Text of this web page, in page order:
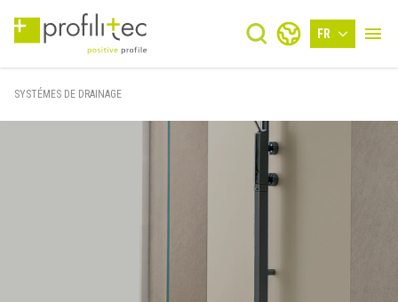
FR
SYSTÉMES DE DRAINAGE